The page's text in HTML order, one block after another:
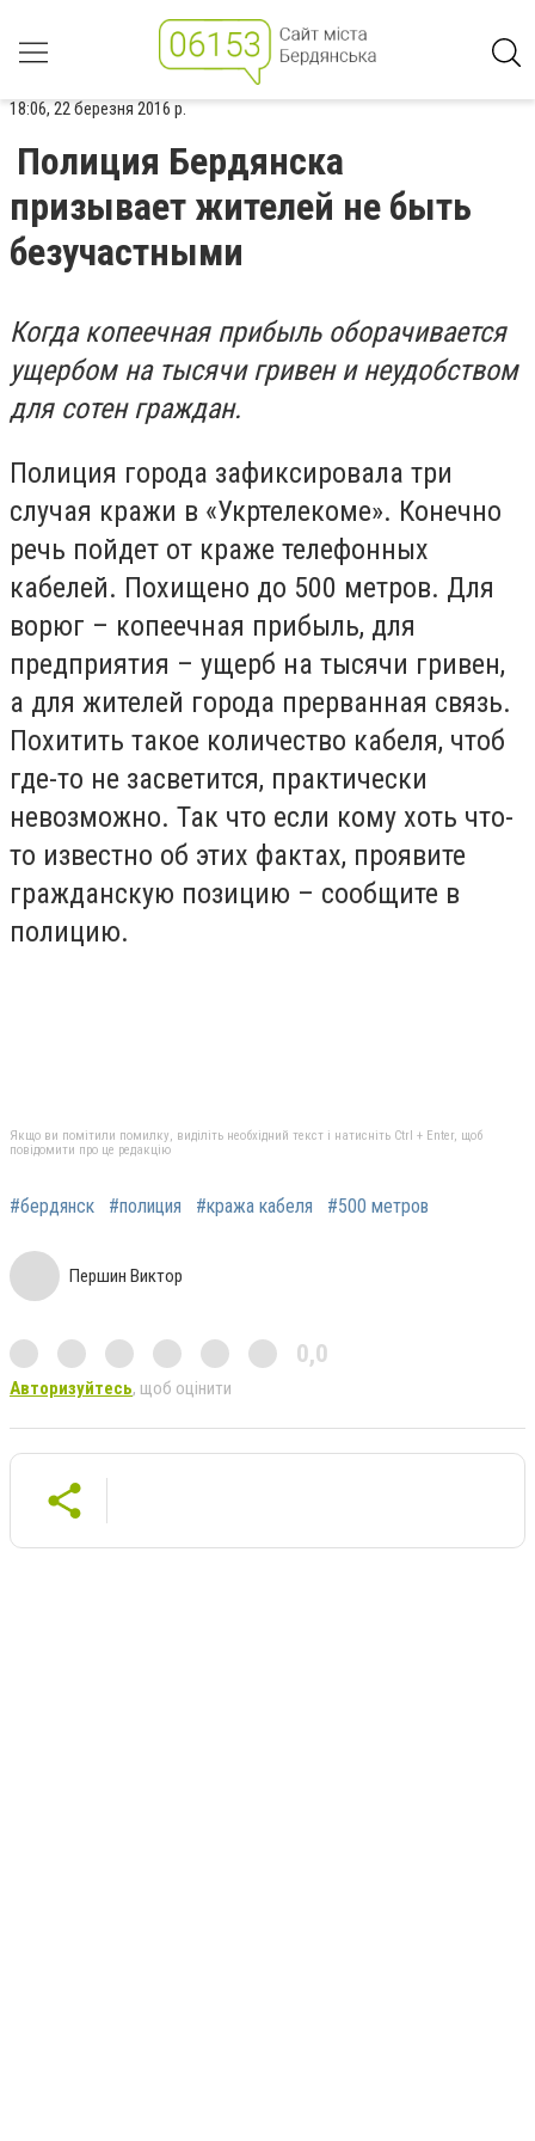
18:06, 22 березня 2016 р.
Полиция Бердянска
призывает жителей не быть
безучастными
Когда копеечная прибыль оборачивается
ущербом на тысячи гривен и неудобством
для сотен граждан.
Полиция города зафиксировала три
случая кражи в «Укртелекоме». Конечно
речь пойдет от краже телефонных
кабелей. Похищено до 500 метров. Для
ворюг – копеечная прибыль, для
предприятия – ущерб на тысячи гривен,
а для жителей города прерванная связь.
Похитить такое количество кабеля, чтоб
где-то не засветится, практически
невозможно. Так что если кому хоть что-
то известно об этих фактах, проявите
гражданскую позицию – сообщите в
полицию.
Якщо ви помітили помилку, виділіть необхідний текст і натисніть Ctrl + Enter, щоб
повідомити про це редакцію
#бердянск #полиция #кража кабеля #500 метров
Першин Виктор
0,0
Авторизуйтесь, щоб оцінити